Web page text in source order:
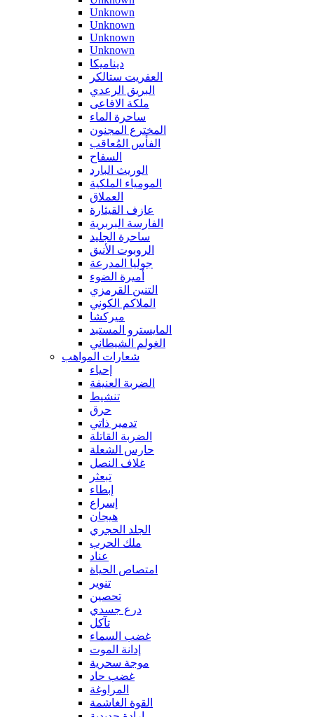
Unknown
Unknown
Unknown
Unknown
ديناميكا
العفريت ستالكر
البريق الرعدي
ملكة الافاعى
ساحرة الماء
المخترع المجنون
الفأس المُعاقب
السفاح
الوريث البارد
المومياء الملكية
العملاق
عازف القيثارة
الفارسة البربرية
ساحرة الجليد
الروبوت الأنيق
جوليا المدرعة
أميرة الضوء
التنين القرمزي
الملاكم الكوني
ميركشا
المايسترو المستبد
الغولم الشيطاني
شعارات المواهب
إحياء
الضربة العنيفة
تنشيط
حرق
تدمير ذاتي
الضربة القاتلة
حارس الشعلة
غلاف النصل
تبعثر
إبطاء
إسراع
هيجان
الجلد الحجري
ملك الحرب
عناد
امتصاص الحياة
تنوير
تحصين
درع جسدي
تآكل
غضب السماء
إدانة الموت
موجة سحرية
غضب حاد
المراوغة
القوة الغاشمة